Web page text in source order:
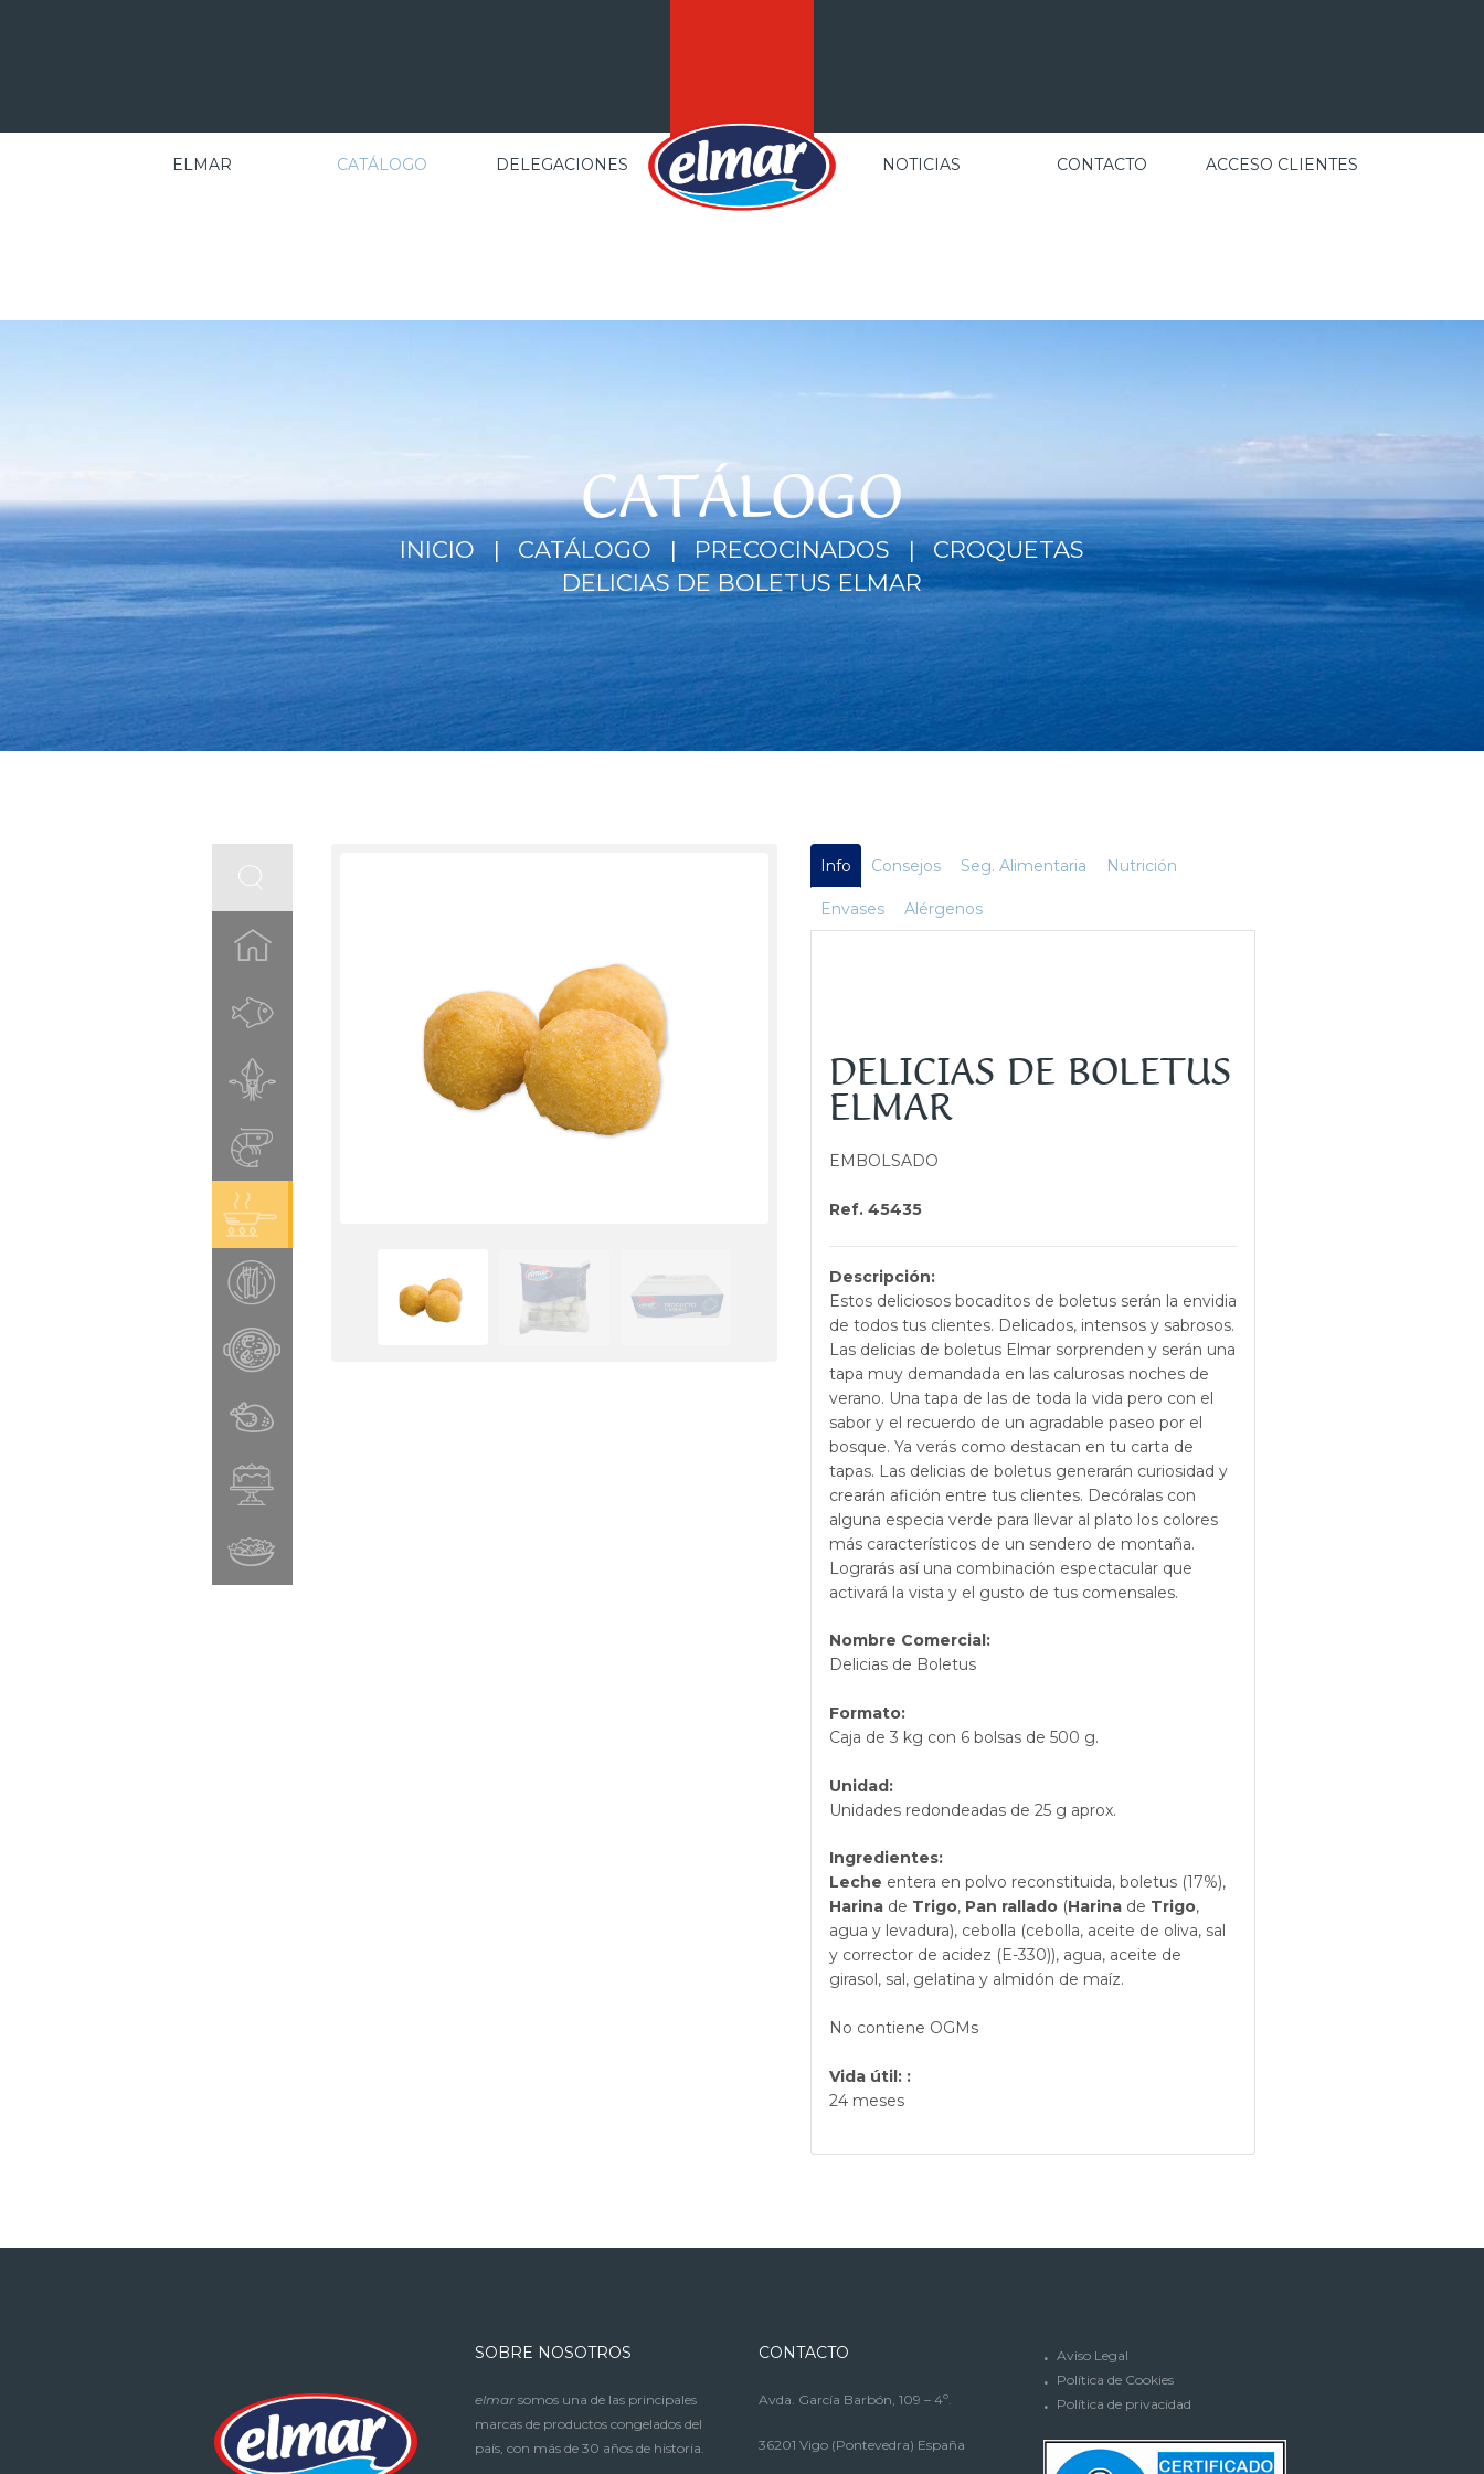
ELMAR CATÁLOGO DELEGACIONES NOTICIAS CONTACTO ACCESO CLIENTES
CATÁLOGO
INICIO CATÁLOGO PRECOCINADOS
CROQUETAS
DELICIAS DE BOLETUS ELMAR
Info Consejos Seg. Alimentaria Nutrición
Envases Alérgenos
DELICIAS DE BOLETUS
ELMAR
EMBOLSADO
Ref. 45435
Descripción:
Estos deliciosos bocaditos de boletus serán la envidia
de todos tus clientes. Delicados, intensos y sabrosos.
Las delicias de boletus Elmar sorprenden y serán una
tapa muy demandada en las calurosas noches de
verano. Una tapa de las de toda la vida pero con el
sabor y el recuerdo de un agradable paseo por el
bosque. Ya verás como destacan en tu carta de
tapas. Las delicias de boletus generarán curiosidad y
crearán afición entre tus clientes. Decóralas con
alguna especia verde para llevar al plato los colores
más característicos de un sendero de montaña.
Lograrás así una combinación espectacular que
activará la vista y el gusto de tus comensales.
Nombre Comercial:
Delicias de Boletus
Formato:
Caja de 3 kg con 6 bolsas de 500 g.
Unidad:
Unidades redondeadas de 25 g aprox.
Ingredientes:
Leche entera en polvo reconstituida, boletus (17%),
Harinade Trigo, Pan rallado(Harinade Trigo,
agua y levadura), cebolla (cebolla, aceite de oliva, sal
y corrector de acidez (E-330)), agua, aceite de
girasol, sal, gelatina y almidón de maíz.
No contiene OGMs
Vida útil: :
24 meses
SOBRE NOSOTROS
elmarsomos una de las principales
marcas de productos congelados del
país, con más de 30 años de historia.
CONTACTO
Avda. García Barbón, 109 – 4º.
36201 Vigo (Pontevedra) España
Aviso Legal
Política de Cookies
Política de privacidad